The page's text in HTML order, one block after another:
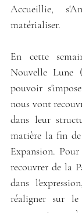
Accueillie,
matérialiser.
En cette
Nouvelle
pouvoir
nous vont
dans leur
matière la fin
Expansion.
recouvrer de la
dans
réaligner sur